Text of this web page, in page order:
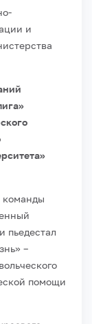
и
команды
пьедестал
–
помощи